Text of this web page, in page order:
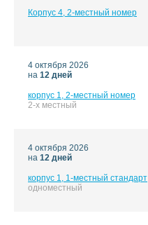
Корпус 4, 2-местный номер
4 октября 2026
на 12 дней
корпус 1, 2-местный номер
2-х местный
4 октября 2026
на 12 дней
корпус 1, 1-местный стандарт
одноместный